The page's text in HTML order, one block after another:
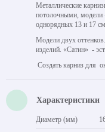
Металлические
потолочными, модели
однорядных 13 и 17
Модели двух
изделий. «Сатин» -
Создать карниз для
Характеристики
Диаметр (мм)